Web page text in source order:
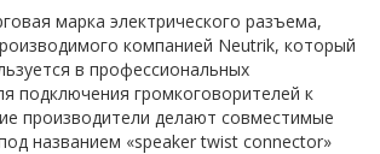
марка электрического разъема,
компанией Neutrik, который
в профессиональных
подключения громкоговорителей к
производители делают совместимые
названием «speaker twist connector»